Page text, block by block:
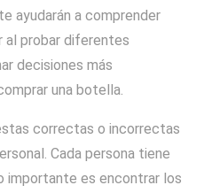
ayudarán a comprender
al probar diferentes
decisiones más
una botella.
correctas o incorrectas
Cada persona tiene
importante es encontrar los